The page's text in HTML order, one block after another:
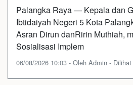
Palangka Raya — Kepala dan
Ibtidaiyah Negeri 5 Kota
Asran Dirun danRirin Muthiah,
Sosialisasi Implem
06/08/2026 10:03 - Oleh Admin - Dilihat